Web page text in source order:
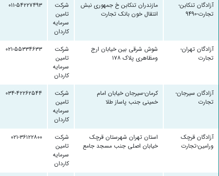
آزادگان تنکابن-
تجارت-9490
مازندران تنکابن خ جمهوری نبش
انتقال خون بانک تجارت
شرکت
تامین
سرمایه
کاردان
۰۱۱-۵۴۲۲۷۴۹۳
آزادگان تهران-
تجارت
شوش شرقی بین خیابان ارج
ومظاهری پلاک ۱۷۸
شرکت
تامین
سرمایه
کاردان
۰۲۱-۵۵۳۳۴۶۳۳
آزادگان سیرجان-
تجارت
کرمان-سیرجان خیابان امام
خمینی جنب پاساز طلا
شرکت
تامین
سرمایه
کاردان
۰۳۴-۴۲۲۶۲۵۴۴
آزادگان قرچک
ورامین-تجارت
استان تهران شهرستان قرچک
خیابان اصلی جنب مسجد جامع
شرکت
تامین
سرمایه
کاردان
۰۲۱-۳۶۱۲۲۸۰۰